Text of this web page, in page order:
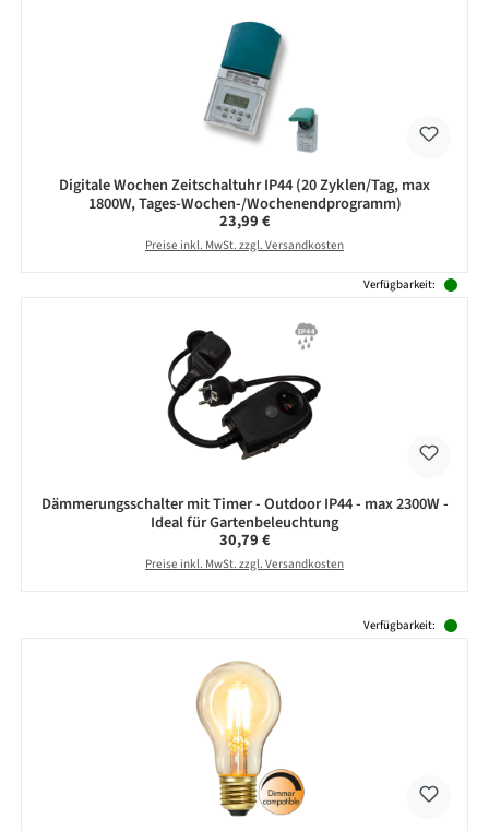
Digitale Wochen Zeitschaltuhr IP44 (20 Zyklen/Tag, max
1800W, Tages-Wochen-/Wochenendprogramm)
Regulärer Preis:
23,99 €
Preise inkl. MwSt. zzgl. Versandkosten
Verfügbarkeit:
Dämmerungsschalter mit Timer - Outdoor IP44 - max 2300W -
Ideal für Gartenbeleuchtung
Regulärer Preis:
30,79 €
Preise inkl. MwSt. zzgl. Versandkosten
Verfügbarkeit: